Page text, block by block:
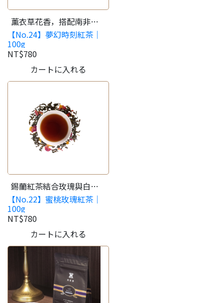
薰衣草花香，搭配南非國
寶茶與錫蘭，療癒放鬆的
午茶時刻。
【No.24】夢幻時刻紅茶｜
100g
NT$780
カートに入れる
錫蘭紅茶結合玫瑰與白
桃，多層次的華麗滋味。
【No.22】蜜桃玫瑰紅茶｜
100g
NT$780
カートに入れる